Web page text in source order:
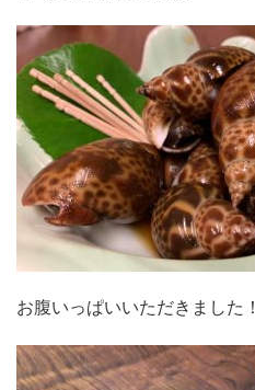
お腹いっぱいいただきました！